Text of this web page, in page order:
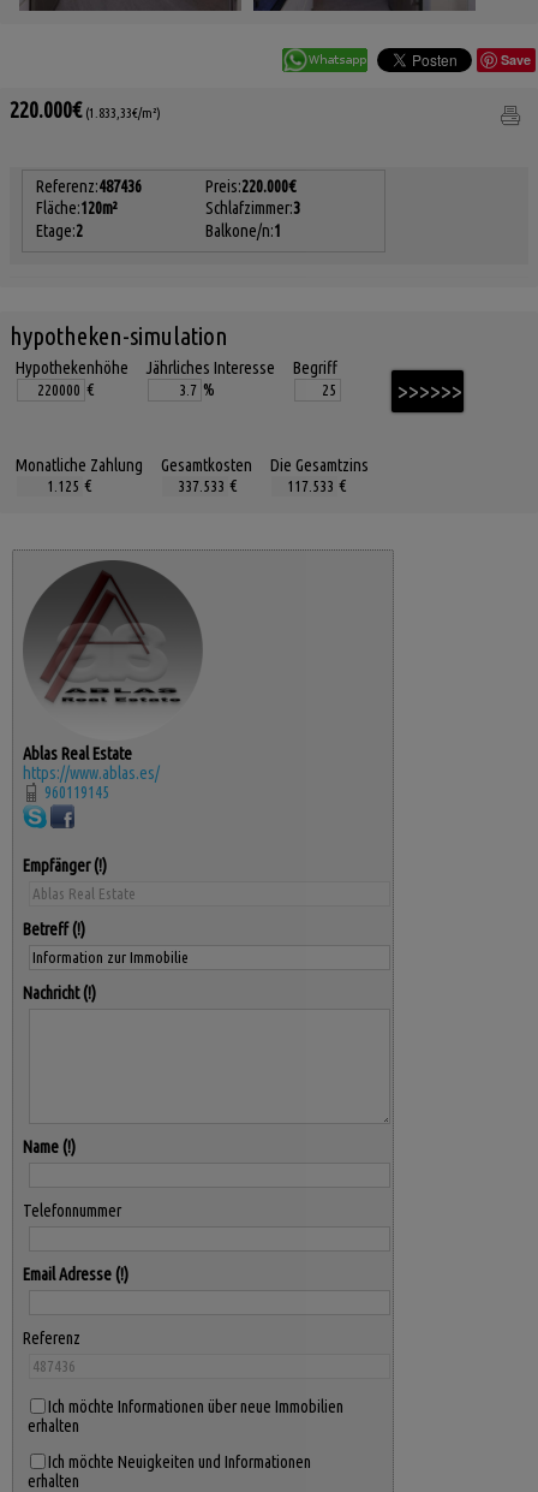
Save
220.000€ (1.833,33€/m²)
Referenz:487436 Preis:220.000€
Fläche:120m² Schlafzimmer:3
Etage:2 Balkone/n:1
hypotheken-simulation
Hypothekenhöhe
€
Jährliches Interesse
%
Begriff
Monatliche Zahlung
€
Gesamtkosten
€
Die Gesamtzins
€
Ablas Real Estate
https://www.ablas.es/
960119145
Empfänger
Betreff
Nachricht
Name
Telefonnummer
Email Adresse
Referenz
Ich möchte Informationen über neue Immobilien
erhalten
Ich möchte Neuigkeiten und Informationen
erhalten